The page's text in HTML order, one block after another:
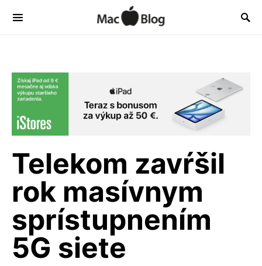
Telekom zavŕšil
rok masívnym
sprístupnením
5G siete